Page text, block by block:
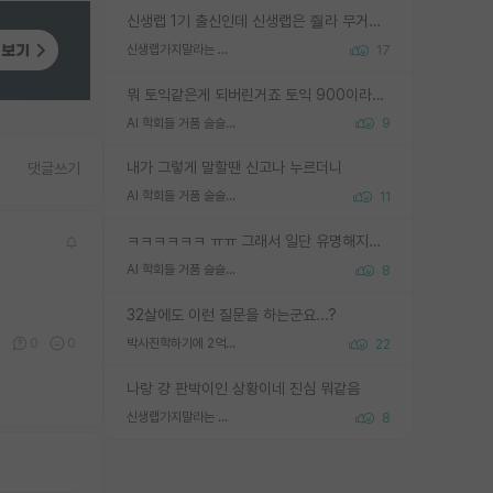
신생랩 1기 출신인데 신생랩은 줠라 무거운 바벨 같은거임. 들면 대박인데 못들면 깔려 죽음. 아무도 알려주지 않는 환경에서 자생해야하지만, 일단 살아남았다면 그 어떤 사람보다 악착같고 생존력 높은 사람으로 거듭날 수 있음
신생랩가지말라는 이유가 있었구나 17
뭐 토익같은게 되버린거죠 토익 900이라고 영어잘하는건 아닙니다만 잘하는사람은 다 900을 넘는 그런
AI 학회들 거품 슬슬 지적이 나오네요 9
내가 그렇게 말할땐 신고나 누르더니
AI 학회들 거품 슬슬 지적이 나오네요 11
ㅋㅋㅋㅋㅋㅋ ㅠㅠ 그래서 일단 유명해지는게 중요한거같습니다
AI 학회들 거품 슬슬 지적이 나오네요 8
32살에도 이런 질문을 하는군요...?
박사진학하기에 2억은 괜찮은 (?) 정도의 경제력인가요 22
나랑 걍 판박이인 상황이네 진심 뭐같음
신생랩가지말라는 이유가 있었구나 8
댓글쓰기